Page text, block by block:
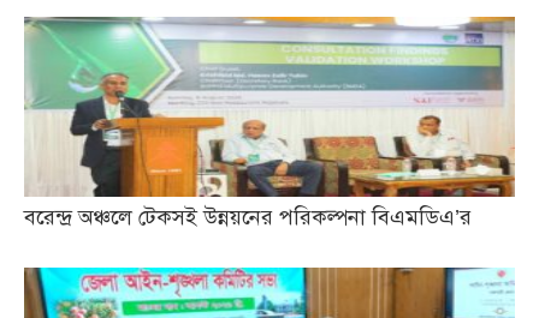
বরেন্দ্র অঞ্চলে টেকসই উন্নয়নের পরিকল্পনা বিএমডিএ’র